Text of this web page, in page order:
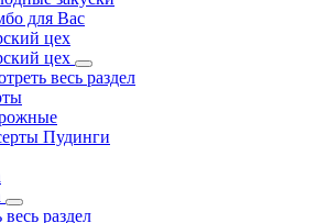
для Вас
цех
цех
весь раздел
Пудинги
раздел